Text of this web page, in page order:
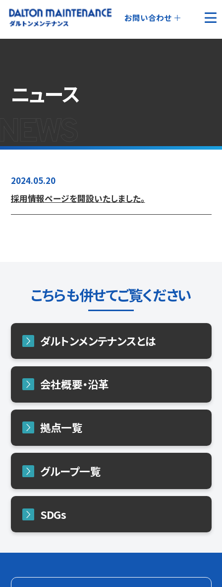
お問い合わせ
ニュース
2024.05.20
採用情報ページを開設いたしました。
こちらも併せてご覧ください
ダルトンメンテナンスとは
会社概要・沿革
拠点一覧
グループ一覧
SDGs